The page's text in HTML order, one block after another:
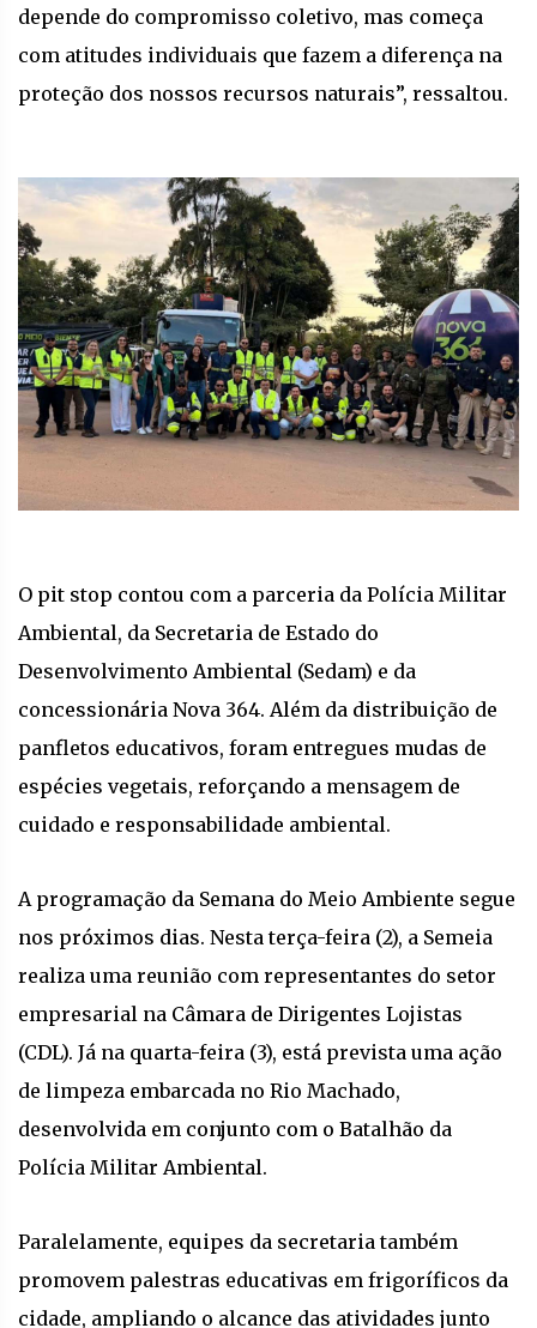
depende do compromisso coletivo, mas começa
com atitudes individuais que fazem a diferença na
proteção dos nossos recursos naturais”, ressaltou.
O pit stop contou com a parceria da Polícia Militar
Ambiental, da Secretaria de Estado do
Desenvolvimento Ambiental (Sedam) e da
concessionária Nova 364. Além da distribuição de
panfletos educativos, foram entregues mudas de
espécies vegetais, reforçando a mensagem de
cuidado e responsabilidade ambiental.
A programação da Semana do Meio Ambiente segue
nos próximos dias. Nesta terça-feira (2), a Semeia
realiza uma reunião com representantes do setor
empresarial na Câmara de Dirigentes Lojistas
(CDL). Já na quarta-feira (3), está prevista uma ação
de limpeza embarcada no Rio Machado,
desenvolvida em conjunto com o Batalhão da
Polícia Militar Ambiental.
Paralelamente, equipes da secretaria também
promovem palestras educativas em frigoríficos da
cidade, ampliando o alcance das atividades junto